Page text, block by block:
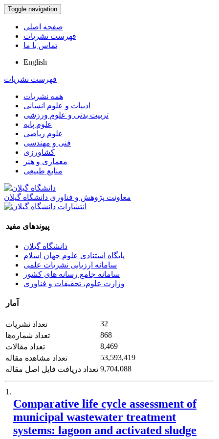
Toggle navigation
صفحه اصلی
فهرست نشریات
تماس با ما
English
فهرست نشریات
همه نشریات
ادبیات و علوم انسانی
تربیت بدنی و علوم ورزشی
علوم پایه
علوم ریاضی
فنی و مهندسی
کشاورزی
معماری و هنر
منابع طبیعی
معاونت پژوهش و فناوری دانشگاه گیلان
پیوندهای مفید
دانشگاه گیلان
پایگاه استنادی علوم جهان اسلام
سامانه ارزیابی نشریات علمی
سامانه جامع رسانه های کشور
وزارت علوم، تحقیقات و فناوری
آمار
تعداد نشریات
32
تعداد شماره‌ها
868
تعداد مقالات
8,469
تعداد مشاهده مقاله
53,593,419
تعداد دریافت فایل اصل مقاله 9,704,088
1.
Comparative life cycle assessment of
municipal wastewater treatment
systems: lagoon and activated sludge